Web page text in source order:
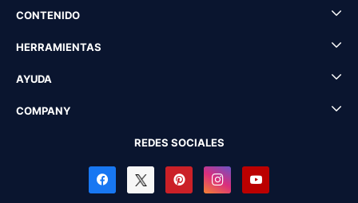
CONTENIDO
HERRAMIENTAS
AYUDA
COMPANY
REDES SOCIALES